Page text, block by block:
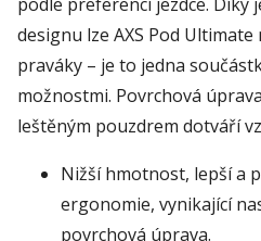
designu lze AXS Pod
praváky – je to jedna
možnostmi. Povrchová
leštěným pouzdrem dotváří
Nižší hmotnost, lepší a
ergonomie, vynikající
povrchová úprava.